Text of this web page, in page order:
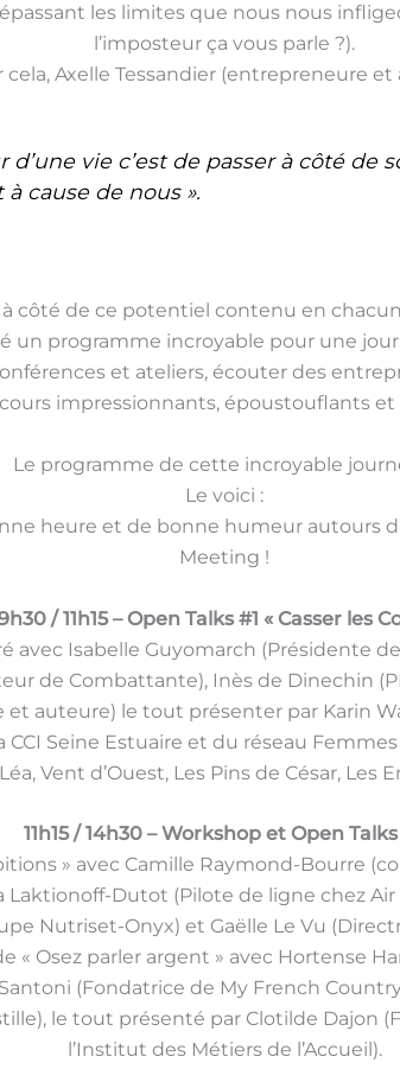
les limites que nous nous
l’imposteur ça vous parle ?).
cela, Axelle Tessandier (entrepreneure
d’une vie c’est de passer à côté de
à cause de nous ».
à côté de ce potentiel contenu en
un programme incroyable pour une
et ateliers, écouter des
impressionnants, époustouflants
Le programme de cette incroyable
Le voici :
heure et de bonne humeur autours
Meeting !
/ 11h15 – Open Talks #1 « Casser les
avec Isabelle Guyomarch (Présidente
de Combattante), Inès de Dinechin
auteure) le tout présenter par Karin
CCI Seine Estuaire et du réseau
Vent d’Ouest, Les Pins de César, Les
11h15 / 14h30 – Workshop et Open
» avec Camille Raymond-Bourre
Laktionoff-Dutot (Pilote de ligne chez
Nutriset-Onyx) et Gaëlle Le Vu
« Osez parler argent » avec Hortense
Santoni (Fondatrice de My French
le tout présenté par Clotilde Dajon
l’Institut des Métiers de l’Accueil).